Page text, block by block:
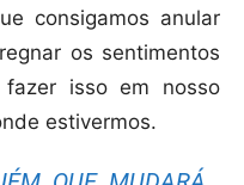
consigamos anular
os sentimentos
isso em nosso
estivermos.